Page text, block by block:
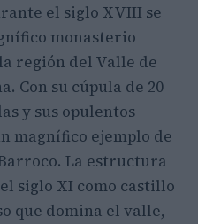
el siglo XVIII se
monasterio
región del Valle de
Con su cúpula de 20
y sus opulentos
magnífico ejemplo de
La estructura
siglo XI como castillo
que domina el valle,